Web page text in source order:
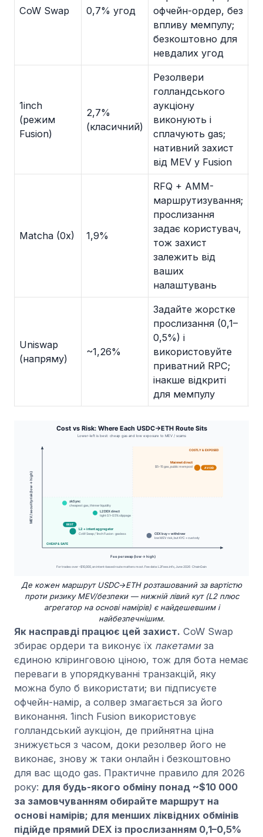
CoW Swap 0,7% угод
офчейн-ордер, без
впливу мемпулу;
безкоштовно для
невдалих угод
1inch
(режим
Fusion)
2,7%
(класичний)
Резолвери
голландського
аукціону
виконують і
сплачують gas;
нативний захист
від MEV у Fusion
Matcha (0x) 1,9%
RFQ + AMM-
маршрутизування;
прослизання
задає користувач,
тож захист
залежить від
ваших
налаштувань
Uniswap
(напряму)
~1,26%
Задайте жорстке
прослизання (0,1–
0,5%) і
використовуйте
приватний RPC;
інакше відкриті
для мемпулу
Де кожен маршрут USDC→ETH розташований за вартістю
проти ризику MEV/безпеки — нижній лівий кут (L2 плюс
агрегатор на основі намірів) є найдешевшим і
найбезпечнішим.
Як насправді працює цей захист. CoW Swap
збирає ордери та виконує їх пакетамиза
єдиною кліринговою ціною, тож для бота немає
переваги в упорядкуванні транзакцій, яку
можна було б використати; ви підписуєте
офчейн-намір, а солвер змагається за його
виконання. 1inch Fusion використовує
голландський аукціон, де прийнятна ціна
знижується з часом, доки резолвер його не
виконає, знову ж таки онлайн і безкоштовно
для вас щодо gas. Практичне правило для 2026
року: для будь-якого обміну понад ~$10 000
за замовчуванням обирайте маршрут на
основі намірів; для менших ліквідних обмінів
підійде прямий DEX із прослизанням 0,1–0,5%